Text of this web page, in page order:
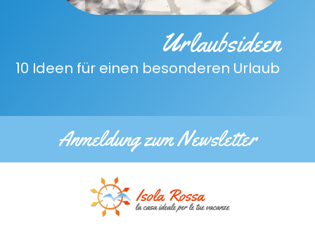
Urlaubsideen
10 Ideen für einen besonderen Urlaub
Anmeldung zum Newsletter